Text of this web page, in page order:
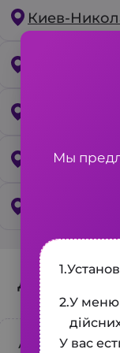
Киев-
Киев-
Автомобиль
Мы
1.
2.У меню
У вас